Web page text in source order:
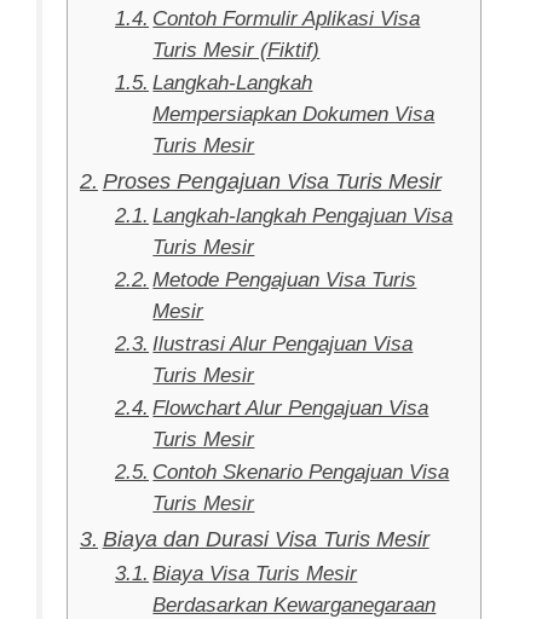
Contoh Formulir Aplikasi Visa
Turis Mesir (Fiktif)
Langkah-Langkah
Mempersiapkan Dokumen Visa
Turis Mesir
Proses Pengajuan Visa Turis Mesir
Langkah-langkah Pengajuan Visa
Turis Mesir
Metode Pengajuan Visa Turis
Mesir
Ilustrasi Alur Pengajuan Visa
Turis Mesir
Flowchart Alur Pengajuan Visa
Turis Mesir
Contoh Skenario Pengajuan Visa
Turis Mesir
Biaya dan Durasi Visa Turis Mesir
Biaya Visa Turis Mesir
Berdasarkan Kewarganegaraan